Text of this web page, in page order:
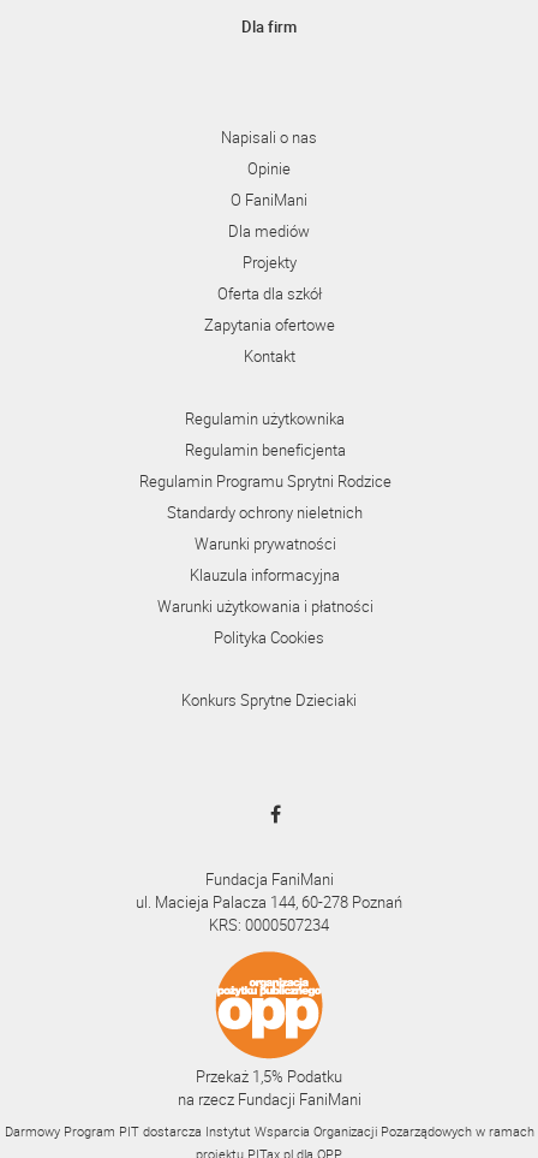
Dla firm
Napisali o nas
Opinie
O FaniMani
Dla mediów
Projekty
Oferta dla szkół
Zapytania ofertowe
Kontakt
Regulamin użytkownika
Regulamin beneficjenta
Regulamin Programu Sprytni Rodzice
Standardy ochrony nieletnich
Warunki prywatności
Klauzula informacyjna
Warunki użytkowania i płatności
Polityka Cookies
Konkurs Sprytne Dzieciaki
Fundacja FaniMani
ul. Macieja Palacza 144, 60-278 Poznań
KRS: 0000507234
Przekaż 1,5% Podatku
na rzecz Fundacji FaniMani
Darmowy Program PIT dostarcza Instytut Wsparcia Organizacji Pozarządowych w ramach
projektu PITax.pl dla OPP